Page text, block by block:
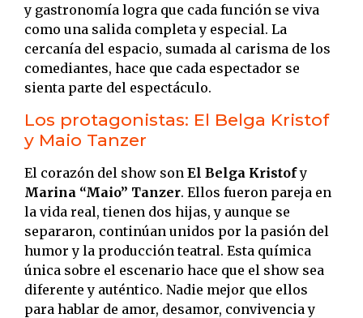
y gastronomía logra que cada función se viva
como una salida completa y especial. La
cercanía del espacio, sumada al carisma de los
comediantes, hace que cada espectador se
sienta parte del espectáculo.
Los protagonistas: El Belga Kristof
y Maio Tanzer
El corazón del show son El Belga Kristofy
Marina “Maio” Tanzer. Ellos fueron pareja en
la vida real, tienen dos hijas, y aunque se
separaron, continúan unidos por la pasión del
humor y la producción teatral. Esta química
única sobre el escenario hace que el show sea
diferente y auténtico. Nadie mejor que ellos
para hablar de amor, desamor, convivencia y